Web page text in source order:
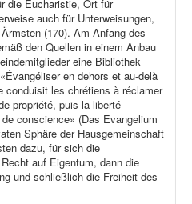
die Eucharistie, Ort für
auch für Unterweisungen,
(170). Am Anfang des
den Quellen in einem Anbau
eine Bibliothek
en dehors et au-delà
conduisit les chrétiens à réclamer
propriété, puis la liberté
conscience» (Das Evangelium
Sphäre der Hausgemeinschaft
dazu, für sich die
auf Eigentum, dann die
und schließlich die Freiheit des